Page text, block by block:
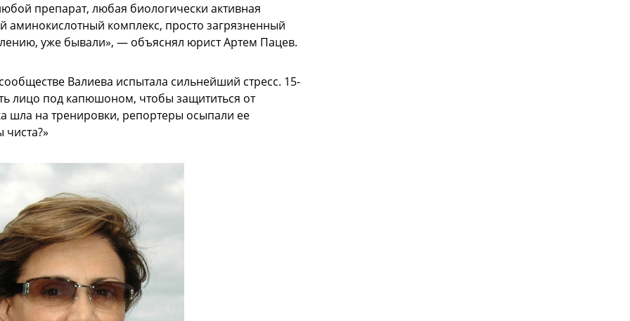
препарат, любая биологически активная
комплекс, просто загрязненный
уже бывали», — объяснял юрист Артем Пацев.
Валиева испытала сильнейший стресс. 15-
лицо под капюшоном, чтобы защититься от
шла на тренировки, репортеры осыпали ее